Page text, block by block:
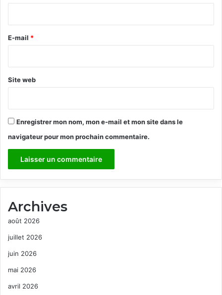
e
E-mail *
Site web
Enregistrer mon nom, mon e-mail et mon site dans le
navigateur pour mon prochain commentaire.
Archives
août 2026
juillet 2026
juin 2026
mai 2026
avril 2026